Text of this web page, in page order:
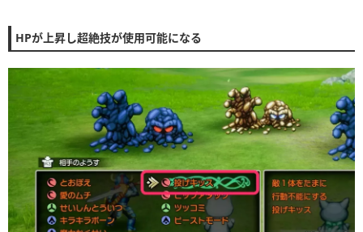
HPが上昇し超絶技が使用可能になる